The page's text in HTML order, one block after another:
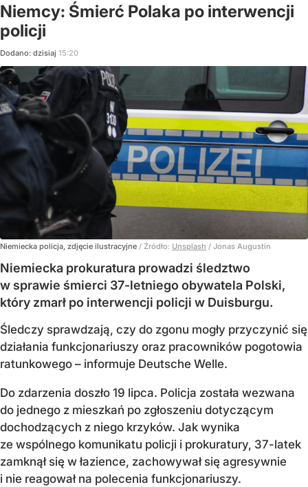
Niemcy: Śmierć Polaka po interwencji
policji
Dodano: dzisiaj 15:20
Niemiecka policja, zdjęcie ilustracyjne / Źródło: Unsplash / Jonas Augustin
Niemiecka prokuratura prowadzi śledztwo
w sprawie śmierci 37-letniego obywatela Polski,
który zmarł po interwencji policji w Duisburgu.
Śledczy sprawdzają, czy do zgonu mogły przyczynić się
działania funkcjonariuszy oraz pracowników pogotowia
ratunkowego – informuje Deutsche Welle.
Do zdarzenia doszło 19 lipca. Policja została wezwana
do jednego z mieszkań po zgłoszeniu dotyczącym
dochodzących z niego krzyków. Jak wynika
ze wspólnego komunikatu policji i prokuratury, 37-latek
zamknął się w łazience, zachowywał się agresywnie
i nie reagował na polecenia funkcjonariuszy.